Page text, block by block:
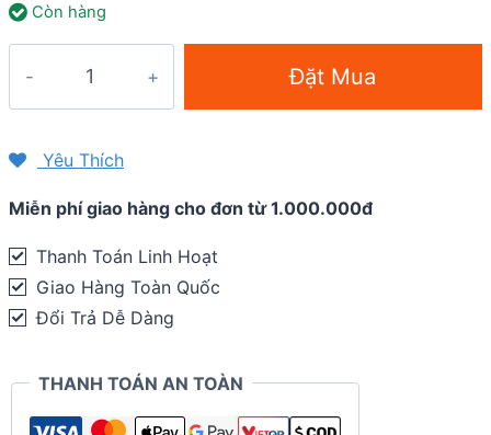
Còn hàng
Tailwind
Endurance
Fuel
quantity
Đặt Mua
Yêu Thích
Miễn phí giao hàng cho đơn từ 1.000.000đ
Thanh Toán Linh Hoạt
Giao Hàng Toàn Quốc
Đổi Trả Dễ Dàng
THANH TOÁN AN TOÀN